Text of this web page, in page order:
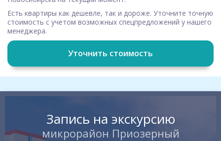
Есть квартиры как дешевле, так и дороже. Уточните точную
стоимость с учетом возможных спецпредложений у нашего
менеджера.
Уточнить стоимость
Запись на экскурсию
микрорайон Приозерный